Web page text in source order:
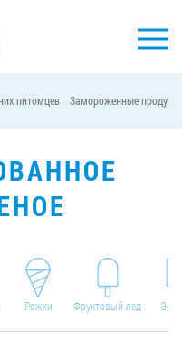
питомцев Замороженные
Рожки Фруктовый лед